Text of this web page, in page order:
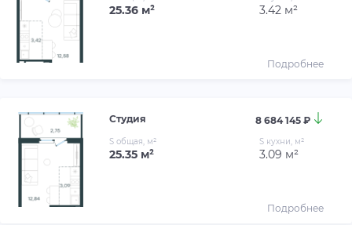
25.36 м² 3.42 м²
Подробнее
Студия 8 684 145 ₽
S общая, м²
25.35 м²
S кухни, м²
3.09 м²
Подробнее